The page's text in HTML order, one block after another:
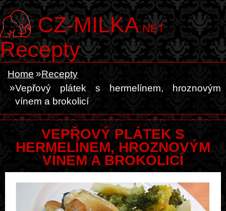
CZ-MILKA.NET
Recepty
Home
Recepty
Vepřový plátek s hermelínem, hroznovým
vínem a brokolicí
VEPŘOVÝ PLÁTEK S
HERMELÍNEM, HROZNOVÝM
VÍNEM A BROKOLICÍ